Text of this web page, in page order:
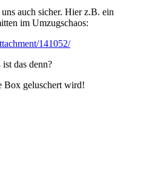
auch sicher. Hier z.B. ein
im Umzugschaos:
141052/
das denn?
Box geluschert wird!